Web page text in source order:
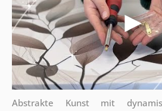
Abstrakte Kunst mit